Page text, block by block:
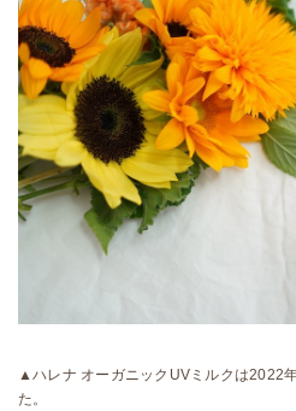
▲ハレナ オーガニックUVミルクは2022
た。